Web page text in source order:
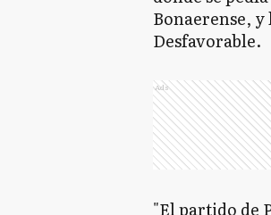
Bonaerense,
Desfavorable.
Ads
"El partido de